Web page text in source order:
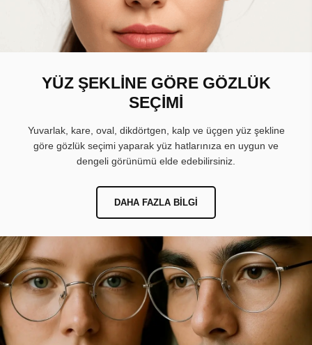
YÜZ ŞEKLİNE GÖRE GÖZLÜK
SEÇİMİ
Yuvarlak, kare, oval, dikdörtgen, kalp ve üçgen yüz şekline
göre gözlük seçimi yaparak yüz hatlarınıza en uygun ve
dengeli görünümü elde edebilirsiniz.
DAHA FAZLA BILGI